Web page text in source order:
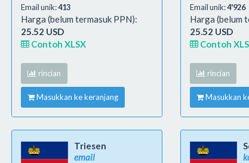
Email unik:413
Harga (belum termasuk PPN):
25.52 USD
Contoh XLSX
rincian
Masukkan ke keranjang
Email unik:4'926
Harga (belum
25.52 USD
Contoh
rincian
Masukkan
Triesen
email